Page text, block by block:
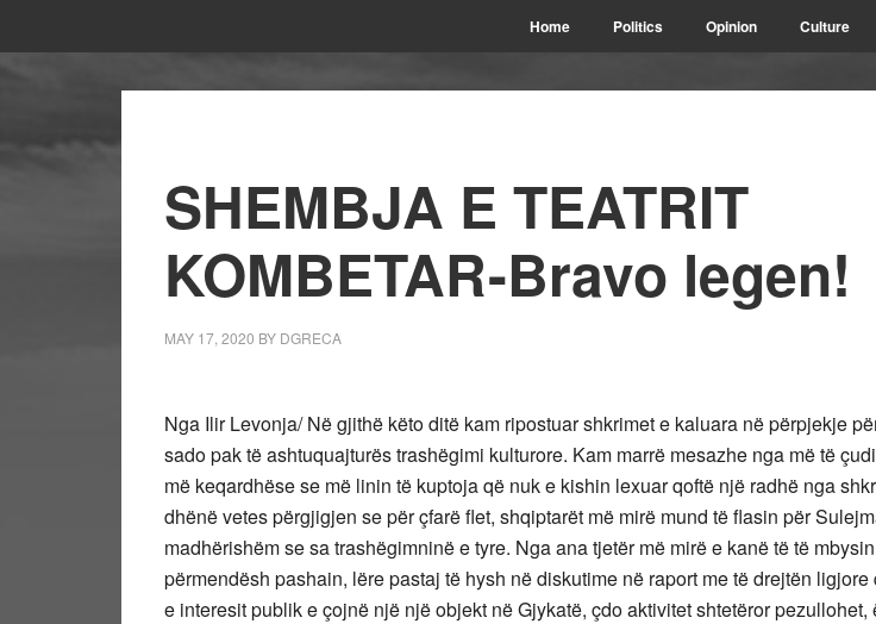
Home Politics Opinion Culture
SHEMBJA E TEATRIT
KOMBETAR-Bravo legen!
MAY 17, 2020 BY DGRECA
Nga Ilir Levonja/ Në gjithë këto ditë kam ripostuar shkrimet e kaluara në përpjekje
sado pak të ashtuquajturës trashëgimi kulturore. Kam marrë mesazhe nga më të
më keqardhëse se më linin të kuptoja që nuk e kishin lexuar qoftë një radhë nga
dhënë vetes përgjigjen se për çfarë flet, shqiptarët më mirë mund të flasin për
madhërishëm se sa trashëgimninë e tyre. Nga ana tjetër më mirë e kanë të të mbysin
përmendësh pashain, lëre pastaj të hysh në diskutime në raport me të drejtën ligjore
e interesit publik e çojnë një një objekt në Gjykatë, çdo aktivitet shtetëror pezullohet,